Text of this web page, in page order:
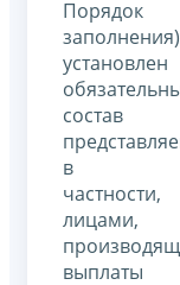
Порядок
заполнения)
установлен
состав
в
частности,
лицами,
выплаты